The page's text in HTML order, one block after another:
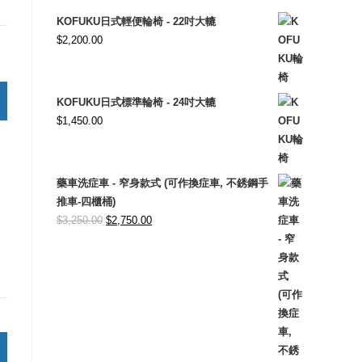
KOFUKU日式輕便輪椅 - 22吋大轆
$2,200.00
KOFUKU日式標準輪椅 - 24吋大轆
$1,450.00
藥車洗症車 - 窄身款式 (可作換症車, 不銹鋼手
推車-四櫃桶)
$3,250.00 Original
$2,750.00Current